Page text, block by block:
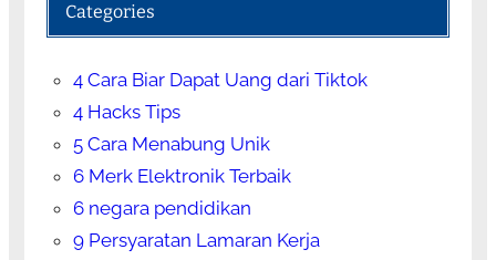
Categories
4 Cara Biar Dapat Uang dari Tiktok
4 Hacks Tips
5 Cara Menabung Unik
6 Merk Elektronik Terbaik
6 negara pendidikan
9 Persyaratan Lamaran Kerja